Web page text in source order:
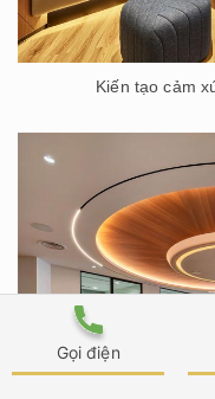
Gọi điện
Kiến tạo cảm